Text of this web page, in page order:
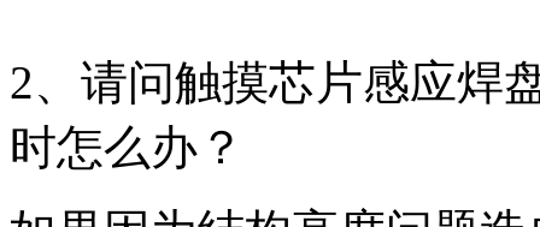
2、请问触摸芯片感应焊
时怎么办？